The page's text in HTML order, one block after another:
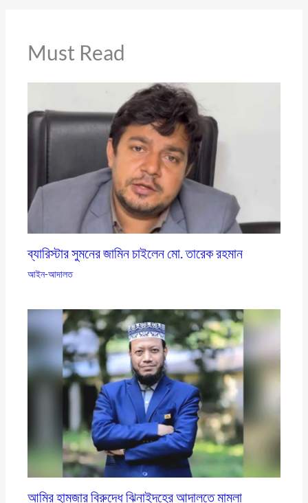
Must Read
ব্যারিস্টার সুমনের জামিন চাইলেন মো. তারেক রহমান
আইন-আদালত
আমির হামজার বিরুদ্ধে ঝিনাইদহের আদালতে মামলা